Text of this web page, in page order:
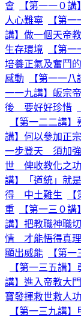
會
【第一一０
人心難寧
【第
講】做一個天帝
生存環境
【第
培養正氣及奮鬥
感動
【第一一
一一九講】皈宗
後 要好好珍惜
【第一二二講
講】何以參加正
一步登天 須加
世 俾收教化之功
講】「道統」就
得 中土難生
重
【第一三０
講】把教職神職
情 才能悟得真理
顯出威能
【第
【第一三五講
講】進入帝教大
寶發揮救世救人
【第一三九講